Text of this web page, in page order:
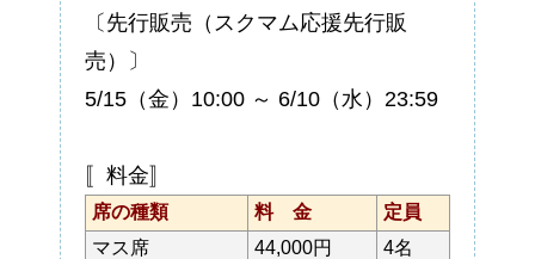
〔先行販売（スクマム応援先行販
売）〕
5/15（金）10:00 ～ 6/10（水）23:59
〚料金〛
席の種類 料 金
定員
マス席
44,000円
4名